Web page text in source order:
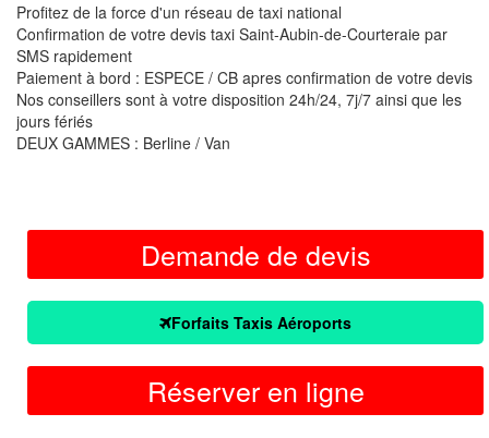
Profitez de la force d'un réseau de taxi national
Confirmation de votre devis taxi Saint-Aubin-de-Courteraie par
SMS rapidement
Paiement à bord : ESPECE / CB apres confirmation de votre devis
Nos conseillers sont à votre disposition 24h/24, 7j/7 ainsi que les
jours fériés
DEUX GAMMES : Berline / Van
Demande de devis
Forfaits Taxis Aéroports
Réserver en ligne